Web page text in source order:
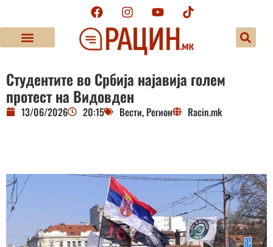
Студентите во Србија најавија голем
протест на Видовден
13/06/2026 20:15 Вести, Регион Racin.mk